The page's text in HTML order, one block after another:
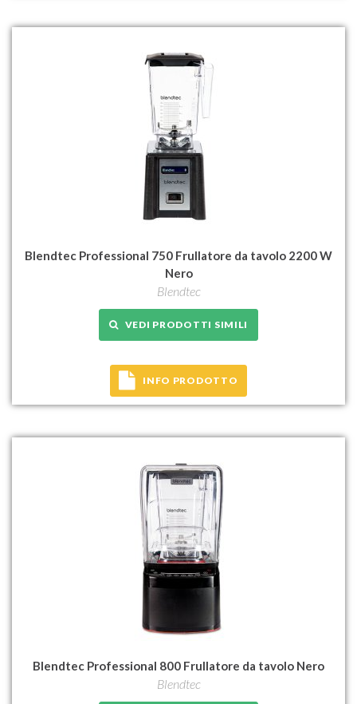
Blendtec Professional 750 Frullatore da tavolo 2200 W
Nero
Blendtec
VEDI PRODOTTI SIMILI
INFO PRODOTTO
Blendtec Professional 800 Frullatore da tavolo Nero
Blendtec